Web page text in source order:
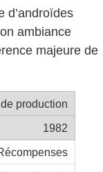
d’androïdes
ambiance
majeure de
production
1982